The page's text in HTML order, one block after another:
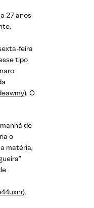
27 anos
feira
tipo
). O
de
o
matéria,
).